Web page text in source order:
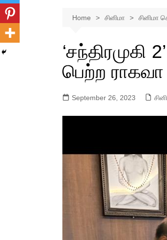
இந்தியா
Home சினிமா சினிமா
‘சந்திரமுகி
பெற்ற
September 26, 2023